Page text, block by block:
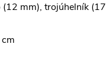
(12 mm), trojúhelník (17